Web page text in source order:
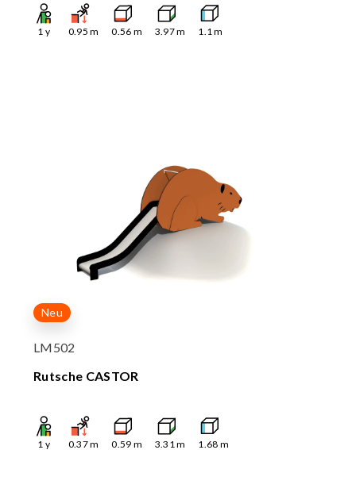
1 y 0.95 m 0.56 m 3.97m 1.1m
Neu
LM502
Rutsche CASTOR
1 y 0.37m 0.59 m 3.31m 1.68 m